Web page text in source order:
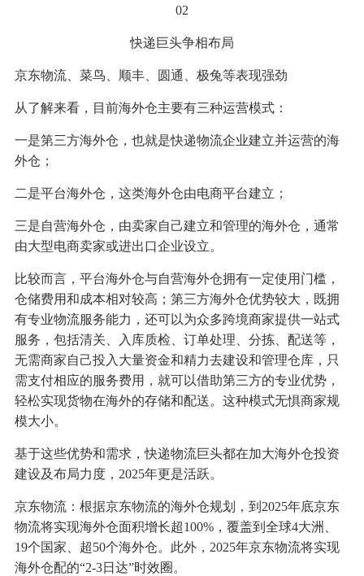
02
快递巨头争相布局
京东物流、菜鸟、顺丰、圆通、极兔等表现强劲
从了解来看，目前海外仓主要有三种运营模式：
一是第三方海外仓，也就是快递物流企业建立并运营的海
外仓；
二是平台海外仓，这类海外仓由电商平台建立；
三是自营海外仓，由卖家自己建立和管理的海外仓，通常
由大型电商卖家或进出口企业设立。
比较而言，平台海外仓与自营海外仓拥有一定使用门槛，
仓储费用和成本相对较高；第三方海外仓优势较大，既拥
有专业物流服务能力，还可以为众多跨境商家提供一站式
服务，包括清关、入库质检、订单处理、分拣、配送等，
无需商家自己投入大量资金和精力去建设和管理仓库，只
需支付相应的服务费用，就可以借助第三方的专业优势，
轻松实现货物在海外的存储和配送。这种模式无惧商家规
模大小。
基于这些优势和需求，快递物流巨头都在加大海外仓投资
建设及布局力度，2025年更是活跃。
京东物流：根据京东物流的海外仓规划，到2025年底京东
物流将实现海外仓面积增长超100%，覆盖到全球4大洲、
19个国家、超50个海外仓。此外，2025年京东物流将实现
海外仓配的“2-3日达”时效圈。